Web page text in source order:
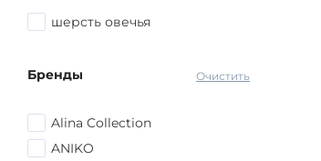
шерсть овечья
Очистить
Бренды
Alina Collection
ANIKO